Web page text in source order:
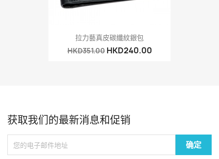
拉力藝真皮碳纖紋銀包
HKD351.00 HKD240.00
获取我们的最新消息和促销